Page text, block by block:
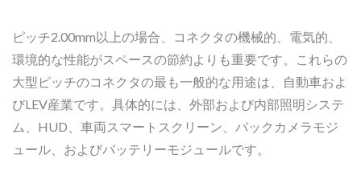
ピッチ2.00mm以上の場合、コネクタの機械的、電気的、
環境的な性能がスペースの節約よりも重要です。これらの
大型ピッチのコネクタの最も一般的な用途は、自動車およ
びLEV産業です。具体的には、外部および内部照明システ
ム、HUD、車両スマートスクリーン、バックカメラモジ
ュール、およびバッテリーモジュールです。